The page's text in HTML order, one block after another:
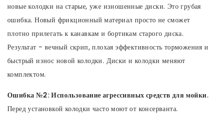
новые колодки на старые, уже изношенные диски. Это грубая
ошибка. Новый фрикционный материал просто не сможет
плотно прилегать к канавкам и бортикам старого диска.
Результат - вечный скрип, плохая эффективность торможения и
быстрый износ новой колодки. Диски и колодки меняют
комплектом.
Ошибка №2: Использование агрессивных средств для мойки.
Перед установкой колодки часто моют от консерванта.